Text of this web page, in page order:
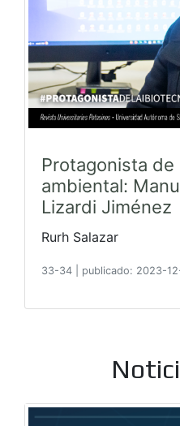
Protagonista
ambiental:
Lizardi Jiménez
Rurh Salazar
33-34 publicado: 2023-